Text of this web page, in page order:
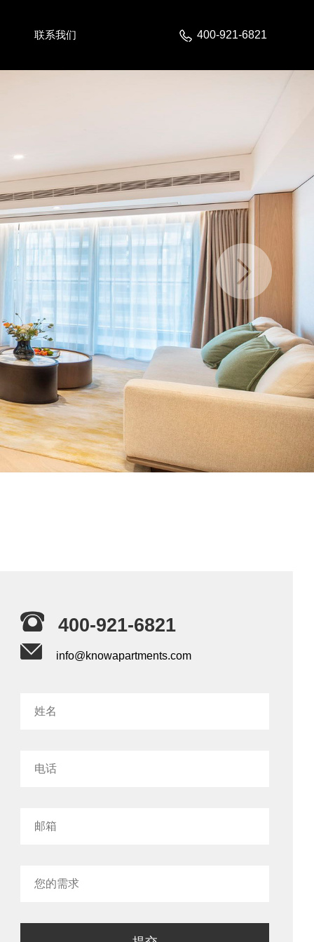
400-921-6821
联系我们
400-921-6821
info@knowapartments.com